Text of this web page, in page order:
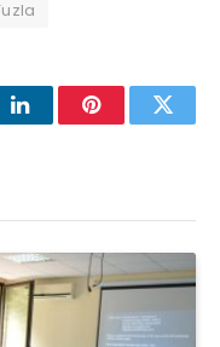
LinkedInPinterest